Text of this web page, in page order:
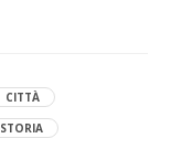
CITTÀ
STORIA